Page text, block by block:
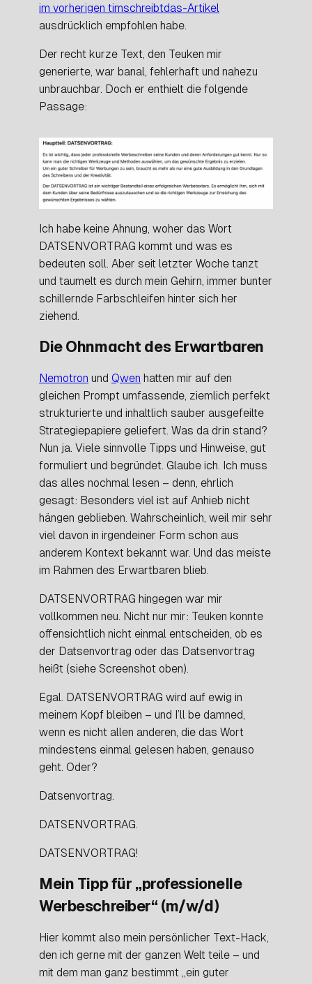
im vorherigen timschreibtdas-Artikel
ausdrücklich empfohlen habe.
Der recht kurze Text, den Teuken mir
generierte, war banal, fehlerhaft und nahezu
unbrauchbar. Doch er enthielt die folgende
Passage:
Ich habe keine Ahnung, woher das Wort
DATSENVORTRAG kommt und was es
bedeuten soll. Aber seit letzter Woche tanzt
und taumelt es durch mein Gehirn, immer bunter
schillernde Farbschleifen hinter sich her
ziehend.
Die Ohnmacht des Erwartbaren
Nemotron und Qwen hatten mir auf den
gleichen Prompt umfassende, ziemlich perfekt
strukturierte und inhaltlich sauber ausgefeilte
Strategiepapiere geliefert. Was da drin stand?
Nun ja. Viele sinnvolle Tipps und Hinweise, gut
formuliert und begründet. Glaube ich. Ich muss
das alles nochmal lesen – denn, ehrlich
gesagt: Besonders viel ist auf Anhieb nicht
hängen geblieben. Wahrscheinlich, weil mir sehr
viel davon in irgendeiner Form schon aus
anderem Kontext bekannt war. Und das meiste
im Rahmen des Erwartbaren blieb.
DATSENVORTRAG hingegen war mir
vollkommen neu. Nicht nur mir: Teuken konnte
offensichtlich nicht einmal entscheiden, ob es
der Datsenvortrag oder das Datsenvortrag
heißt (siehe Screenshot oben).
Egal. DATSENVORTRAG wird auf ewig in
meinem Kopf bleiben – und I’ll be damned
wenn es nicht allen anderen, die das Wort
mindestens einmal gelesen haben, genauso
geht. Oder?
Datsenvortrag.
DATSENVORTRAG.
DATSENVORTRAG!
Mein Tipp für „professionelle
Werbeschreiber“ (m/w/d)
Hier kommt also mein persönlicher Text-Hack,
den ich gerne mit der ganzen Welt teile – und
mit dem man ganz bestimmt „ein guter